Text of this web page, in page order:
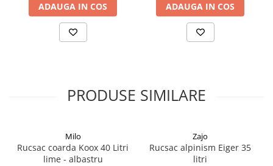
ADAUGA IN COS ADAUGA IN COS
PRODUSE SIMILARE
Milo
Rucsac coarda Koox 40 Litri
lime - albastru
Zajo
Rucsac alpinism Eiger 35
litri